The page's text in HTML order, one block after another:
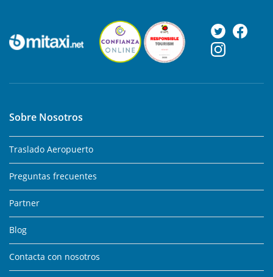
Sobre Nosotros
Traslado Aeropuerto
Preguntas frecuentes
Partner
Blog
Contacta con nosotros